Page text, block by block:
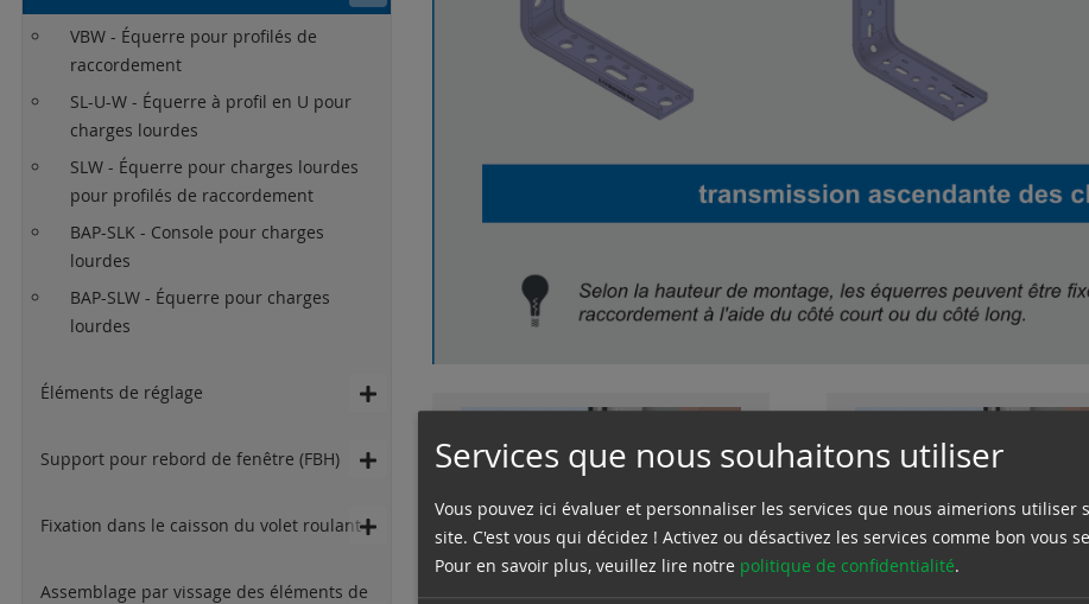
VBW - Équerre pour profilés de
raccordement
SL-U-W - Équerre à profil en U pour
charges lourdes
SLW - Équerre pour charges lourdes
pour profilés de raccordement
BAP-SLK - Console pour charges
lourdes
BAP-SLW - Équerre pour charges
lourdes
Éléments de réglage
Support pour rebord de fenêtre (FBH)
Fixation dans le caisson du volet roulant
Assemblage par vissage des éléments de
Services que nous souhaitons utiliser
Vous pouvez ici évaluer et personnaliser les services que nous aimerions utiliser
site. C'est vous qui décidez ! Activez ou désactivez les services comme bon vous
Pour en savoir plus, veuillez lire notre politique de confidentialité.